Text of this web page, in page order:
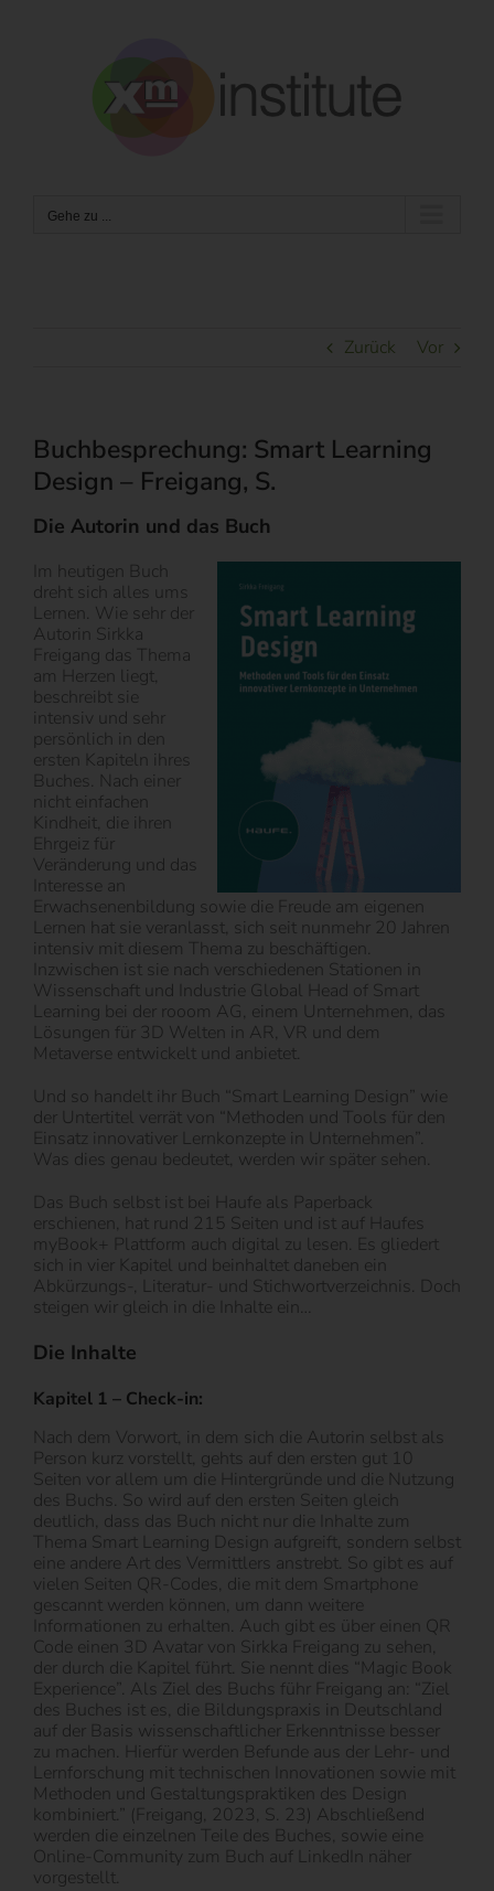
Gehe zu ...
Zurück Vor
Buchbesprechung: Smart Learning
Design – Freigang, S.
Die Autorin und das Buch
Im heutigen Buch
dreht sich alles ums
Lernen. Wie sehr der
Autorin Sirkka
Freigang das Thema
am Herzen liegt,
beschreibt sie
intensiv und sehr
persönlich in den
ersten Kapiteln ihres
Buches. Nach einer
nicht einfachen
Kindheit, die ihren
Ehrgeiz für
Veränderung und das
Interesse an
Erwachsenenbildung sowie die Freude am eigenen
Lernen hat sie veranlasst, sich seit nunmehr 20 Jahren
intensiv mit diesem Thema zu beschäftigen.
Inzwischen ist sie nach verschiedenen Stationen in
Wissenschaft und Industrie Global Head of Smart
Learning bei der rooom AG, einem Unternehmen, das
Lösungen für 3D Welten in AR, VR und dem
Metaverse entwickelt und anbietet.
Und so handelt ihr Buch “Smart Learning Design” wie
der Untertitel verrät von “Methoden und Tools für den
Einsatz innovativer Lernkonzepte in Unternehmen”.
Was dies genau bedeutet, werden wir später sehen.
Das Buch selbst ist bei Haufe als Paperback
erschienen, hat rund 215 Seiten und ist auf Haufes
myBook+ Plattform auch digital zu lesen. Es gliedert
sich in vier Kapitel und beinhaltet daneben ein
Abkürzungs-, Literatur- und Stichwortverzeichnis. Doch
steigen wir gleich in die Inhalte ein…
Die Inhalte
Kapitel 1 – Check-in:
Nach dem Vorwort, in dem sich die Autorin selbst als
Person kurz vorstellt, gehts auf den ersten gut 10
Seiten vor allem um die Hintergründe und die Nutzung
des Buchs. So wird auf den ersten Seiten gleich
deutlich, dass das Buch nicht nur die Inhalte zum
Thema Smart Learning Design aufgreift, sondern selbst
eine andere Art des Vermittlers anstrebt. So gibt es auf
vielen Seiten QR-Codes, die mit dem Smartphone
gescannt werden können, um dann weitere
Informationen zu erhalten. Auch gibt es über einen QR
Code einen 3D Avatar von Sirkka Freigang zu sehen,
der durch die Kapitel führt. Sie nennt dies “Magic Book
Experience”. Als Ziel des Buchs führ Freigang an: “Ziel
des Buches ist es, die Bildungspraxis in Deutschland
auf der Basis wissenschaftlicher Erkenntnisse besser
zu machen. Hierfür werden Befunde aus der Lehr- und
Lernforschung mit technischen Innovationen sowie mit
Methoden und Gestaltungspraktiken des Design
kombiniert.” (Freigang, 2023, S. 23) Abschließend
werden die einzelnen Teile des Buches, sowie eine
Online-Community zum Buch auf LinkedIn näher
vorgestellt.